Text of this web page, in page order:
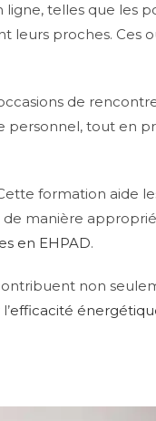
telles que les
leurs proches. Ces
de
personnel, tout en
formation aide
manière
en EHPAD.
non
efficacité